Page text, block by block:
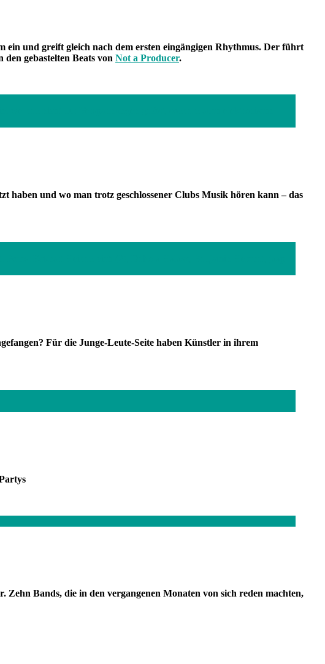
und greift gleich nach dem ersten eingängigen Rhythmus. Der führt
gebastelten Beats von Not a Producer.
haben und wo man trotz geschlossener Clubs Musik hören kann – das
Für die Junge-Leute-Seite haben Künstler in ihrem
Bands, die in den vergangenen Monaten von sich reden machten,